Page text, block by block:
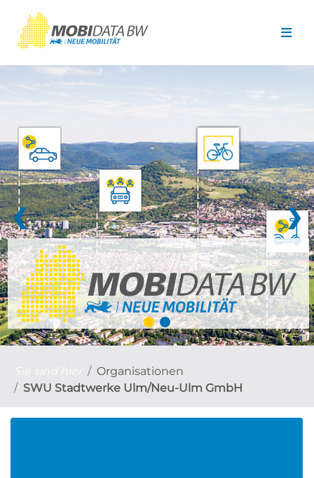
❮ ❯
Organisationen
SWU Stadtwerke Ulm/Neu-Ulm GmbH